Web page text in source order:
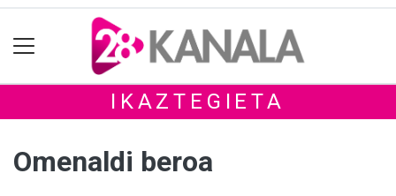
IKAZTEGIETA
Omenaldi beroa